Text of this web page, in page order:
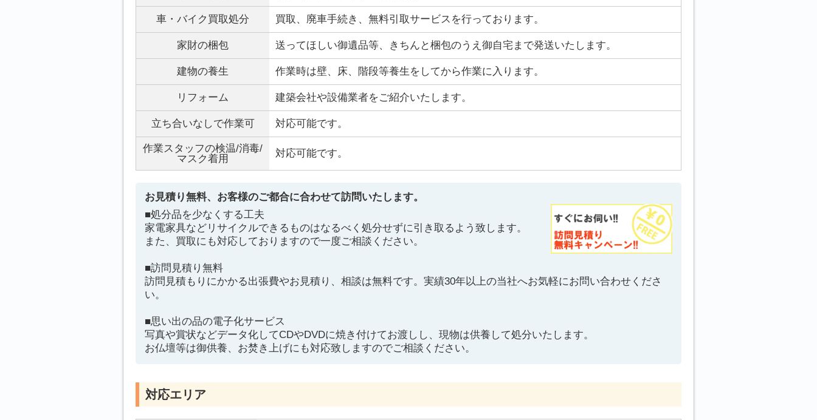
車・バイク買取処分 買取、廃車手続き、無料引取サービスを行っております。
家財の梱包 送ってほしい御遺品等、きちんと梱包のうえ御自宅まで発送いたします。
建物の養生 作業時は壁、床、階段等養生をしてから作業に入ります。
リフォーム 建築会社や設備業者をご紹介いたします。
立ち合いなしで作業可 対応可能です。
作業スタッフの検温/消毒/
マスク着用
対応可能です。
お見積り無料、お客様のご都合に合わせて訪問いたします。
■処分品を少なくする工夫
家電家具などリサイクルできるものはなるべく処分せずに引き取るよう致します。
また、買取にも対応しておりますので一度ご相談ください。
■訪問見積り無料
訪問見積もりにかかる出張費やお見積り、相談は無料です。実績30年以上の当社へお気軽にお問い合わせくださ
い。
■思い出の品の電子化サービス
写真や賞状などデータ化してCDやDVDに焼き付けてお渡しし、現物は供養して処分いたします。
お仏壇等は御供養、お焚き上げにも対応致しますのでご相談ください。
対応エリア